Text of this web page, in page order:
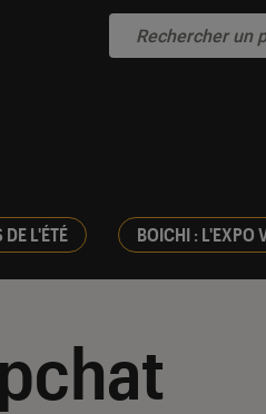
DE L'ÉTÉ BOICHI : L'EXPO